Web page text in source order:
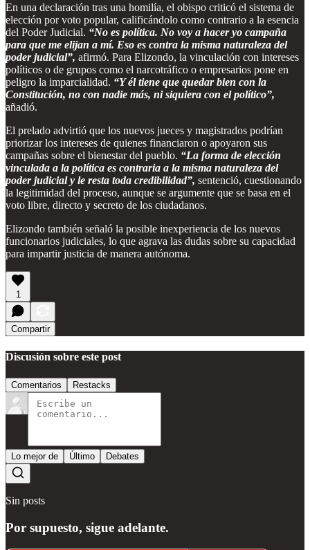
En una declaración tras una homilía, el obispo criticó el sistema de
elección por voto popular, calificándolo como contrario a la esencia
del Poder Judicial. “No es política. No voy a hacer yo campaña
para que me elijan a mí. Eso es contra la misma naturaleza del
poder judicial”, afirmó. Para Elizondo, la vinculación con intereses
políticos o de grupos como el narcotráfico o empresarios pone en
peligro la imparcialidad. “Y él tiene que quedar bien con la
Constitución, no con nadie más, ni siquiera con el político”,
añadió.
El prelado advirtió que los nuevos jueces y magistrados podrían
priorizar los intereses de quienes financiaron o apoyaron sus
campañas sobre el bienestar del pueblo. “La forma de elección
vinculada a la política es contraria a la misma naturaleza del
poder judicial y le resta toda credibilidad”, sentenció, cuestionando
la legitimidad del proceso, aunque se argumente que se basa en el
voto libre, directo y secreto de los ciudadanos.
Elizondo también señaló la posible inexperiencia de los nuevos
funcionarios judiciales, lo que agrava las dudas sobre su capacidad
para impartir justicia de manera autónoma.
1
Compartir
Discusión sobre este post
Comentarios Restacks
Lo mejor de Último Debates
Sin posts
Por supuesto, sigue adelante.